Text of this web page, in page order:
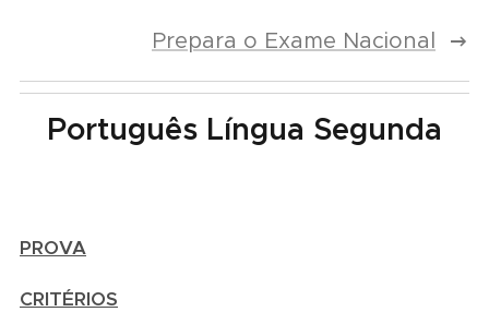
Prepara o Exame Nacional
Português Língua Segunda
PROVA
CRITÉRIOS